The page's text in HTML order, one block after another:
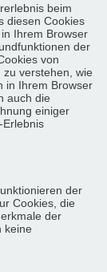
beim
diesen Cookies
Ihrem Browser
der
von
verstehen, wie
in Ihrem Browser
auch die
einiger
Erlebnis
der
Cookies, die
der
keine